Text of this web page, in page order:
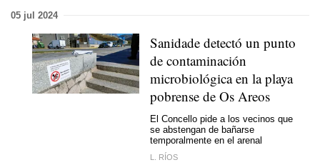
05 jul 2024
Sanidade detectó un punto
de contaminación
microbiológica en la playa
pobrense de Os Areos
El Concello pide a los vecinos que
se abstengan de bañarse
temporalmente en el arenal
L. RÍOS